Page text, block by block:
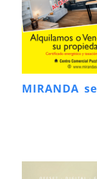
MIRANDA